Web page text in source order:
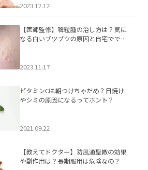
2023.12.12
【医師監修】稗粒腫の治し方は？気に
なる白いブツブツの原因と自宅ででき
2023.11.17
ビタミンCは朝つけちゃだめ？日焼け
やシミの原因になるってホント？
2021.09.22
【教えてドクター】防風通聖散の効果
や副作用は？長期服用は危険なの？